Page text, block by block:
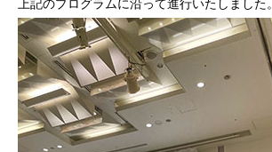
上記のプログラムに沿って進行いたしました。